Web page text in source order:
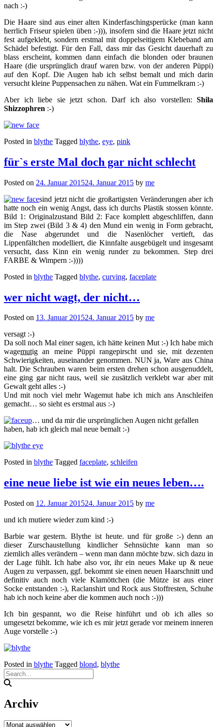
nach :-)
Die Haare sind aus einer alten Kinderfaschingsperücke (man kann
herrlich Friseur spielen üben :-))), insofern sind die Haare jetzt nicht
fest aufgeklebt, sondern erstmal mit doppelseitigem Klebeband am
Schädel befestigt. Für den Fall, dass mir das Gesicht dauerhaft zu
blass erscheint, kommen dann einfach die blonden oder braunen
Haare (die ursprünglich drauf waren bzw. von der anderen Püppi)
auf den Kopf. Die Augen hab ich selbst bemalt und mich darin
versucht kleine Puppensachen zu nähen. Wat ein Fummelkram :-)
Aber ich liebe sie jetzt schon. Darf ich also vorstellen: Shila
Shizzophren :-)
Posted in blythe Tagged blythe, eye, pink
für`s erste Mal doch gar nicht schlecht
Posted on 24. Januar 201524. Januar 2015 by me
sind jetzt nicht die großartigsten Veränderungen aber ich
hatte noch ein wenig Angst, dass ich durchs Plastik stossen könnte.
Bild 1: Originalzustand Bild 2: Face komplett abgeschliffen, dann
im Step zwei (Bild 3 & 4) den Mund ein wenig in Form gebracht,
die Nase abgerundet und die Nasenlöcher vertieft, das
Lippenfältchen modelliert, die Kinnfalte ausgebügelt und insgesamt
versucht, dass Kinn ein wenig runder zu bekommen. Step drei
FARBE & Wimpern :-))))
Posted in blythe Tagged blythe, curving, faceplate
wer nicht wagt, der nicht…
Posted on 13. Januar 201524. Januar 2015 by me
versagt :-)
Da soll noch Mal einer sagen, ich hätte keinen Mut :-) Ich habe mich
wagemutig an meine Püppi rangepirscht und sie, mit dezenten
Schwierigkeiten, auseinander genommen. NUN ja, Ware aus China
halt. Die Schrauben waren beim ersten drehen schon ausgenuddelt,
eine ging gar nicht raus, weil sie zusätzlich verklebt war aber mit
Gewalt geht alles :-)
Und mit noch viel mehr Wagemut habe ich mich ans Anschleifen
gemacht… so sieht es erstmal aus :-)
… und da mir die ursprünglichen Augen nicht gefallen
haben, hab ich gleich mal neue bemalt :-)
Posted in blythe Tagged faceplate, schleifen
eine neue liebe ist wie ein neues leben….
Posted on 12. Januar 201524. Januar 2015 by me
und ich mutiere wieder zum kind :-)
Barbie war gestern. Blythe ist heute. und für große :-) denn an
dieser Zurschaustellung kindlicher Sehnsüchte kann man so
ziemlich alles verändern – wenn man dann möchte bzw. sich dazu in
der Lage fühlt. Ich habe also vor, ihr ein neues Make up & neue
Augen zu verpassen, ggf. bekommt sie einen neuen Haarschnitt und
definitiv auch noch viele Klamöttchen (die Mütze ist aus einer
Socke entstanden :-), Raclanshirt und Rock aus Stoffresten, Schuhe
hab ich noch keine aber die kommen auch noch :-)))
Ich bin gespannt, wo die Reise hinführt und ob ich alles so
umgesetzt bekomme, wie ich es mir jetzt gerade vor meinem inneren
Auge vorstelle :-)
Posted in blythe Tagged blond, blythe
Archiv
Archiv